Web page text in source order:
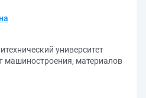
университет
машиностроения, материалов